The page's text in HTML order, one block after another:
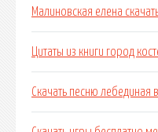
Малиновская елена
Цитаты из книги город
Скачать песню лебединая